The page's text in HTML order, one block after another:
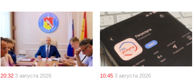
20:32 3 августа 2026 10:45 3 августа 2026